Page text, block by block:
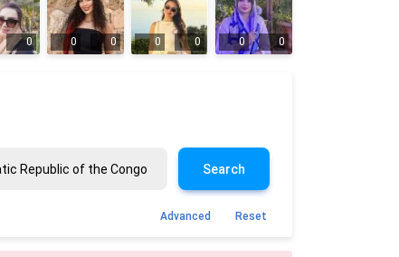
0 0 0 0 0 0 0
Search
Advanced Reset